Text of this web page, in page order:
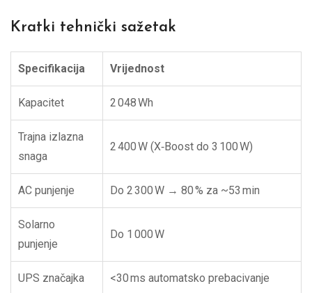
Kratki tehnički sažetak
Specifikacija Vrijednost
Kapacitet 2 048 Wh
Trajna izlazna
snaga
2 400 W (X‑Boost do 3 100 W)
AC punjenje Do 2 300 W → 80 % za ~53 min
Solarno
punjenje
Do 1 000 W
UPS značajka <30 ms automatsko prebacivanje